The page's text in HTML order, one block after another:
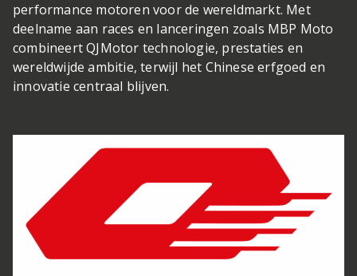
performance motoren voor de wereldmarkt. Met
deelname aan races en lanceringen zoals MBP Moto
combineert QJMotor technologie, prestaties en
wereldwijde ambitie, terwijl het Chinese erfgoed en
innovatie centraal blijven.